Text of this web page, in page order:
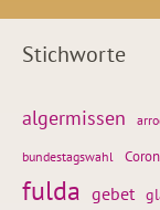
Stichworte
algermissen
bundestagswahl
fulda gebet